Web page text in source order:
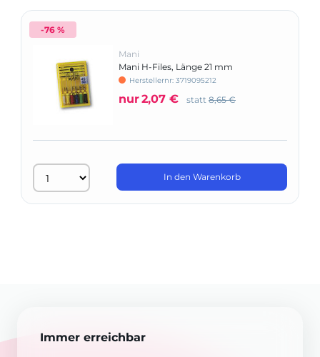
-76 %
Mani
Mani H-Files, Länge 21 mm
Herstellernr: 3719095212
nur2,07 € statt 8,65 €
In den Warenkorb
Immer erreichbar